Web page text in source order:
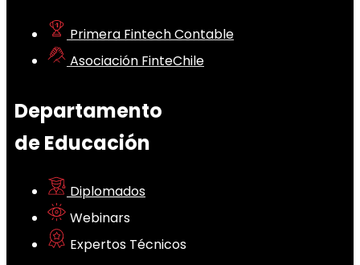
Primera Fintech Contable
Asociación FinteChile
Departamento
de Educación
Diplomados
Webinars
Expertos Técnicos